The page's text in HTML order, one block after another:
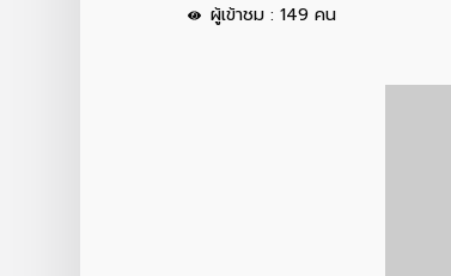
ผู้เข้าชม : 149 คน